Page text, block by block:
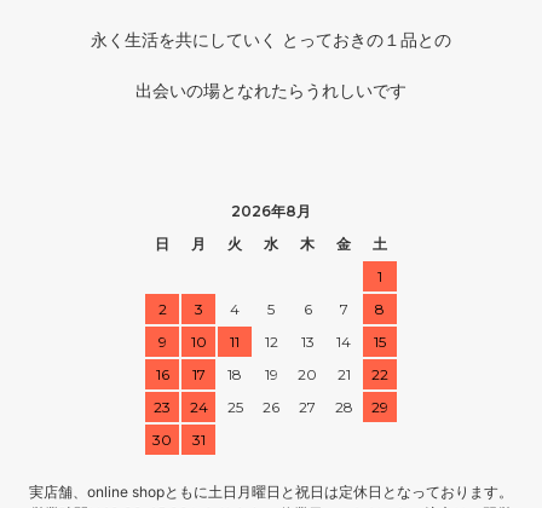
永く生活を共にしていく とっておきの１品との
出会いの場となれたらうれしいです
2026年8月
日
月 火 水 木 金
土
1
2
3 4 5 6 7
8
9
10 11 12 13 14
15
16
17 18 19 20 21
22
23
24 25 26 27 28
29
30
31
実店舗、online shopともに土日月曜日と祝日は定休日となっております。